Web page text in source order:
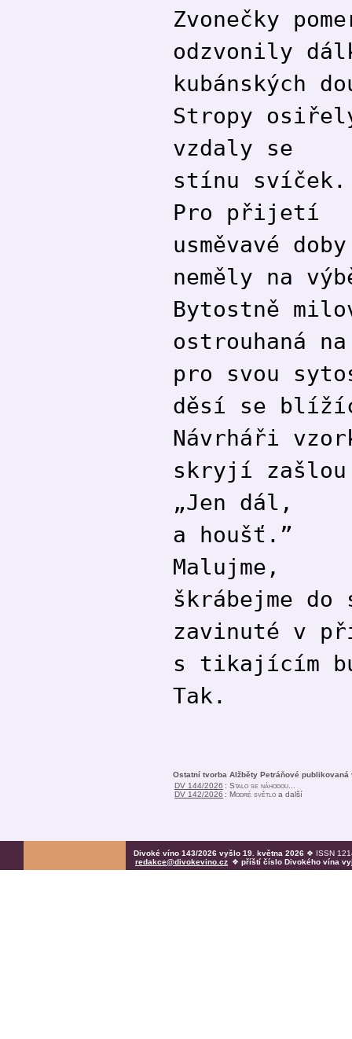
Zvonečky
odzvonily
kubánských
Stropy
vzdaly se
stínu svíček.
Pro přijetí
usměvavé doby
neměly na
Bytostně
ostrouhaná
pro svou
děsí se
Návrháři
skryjí zašlou
„Jen dál,
a houšť.”
Malujme,
škrábejme do
zavinuté v
s tikajícím
Tak.
Ostatní tvorba Alžběty Petráňové publikovaná
DV 144/2026 : Stalo se náhodou...
DV 142/2026 : Modré světlo a další
Divoké víno 143/2026 vyšlo 19. května 2026 ❖ ISSN
redakce@divokevino.cz ❖ příští číslo Divokého vína